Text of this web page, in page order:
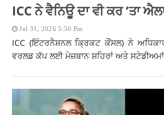
ICC ਨੇ ਵੈਨਿਊ ਦਾ ਵੀ ਕਰ ‘ਤਾ
Jul 31, 2026 5:50 Pm
ICC (ਇੰਟਰਨੈਸ਼ਨਲ ਕ੍ਰਿਕਟ ਕੌਂਸਲ) ਨੇ
ਵਰਲਡ ਕੱਪ ਲਈ ਮੇਜ਼ਬਾਨ ਸ਼ਹਿਰਾਂ ਅਤੇ